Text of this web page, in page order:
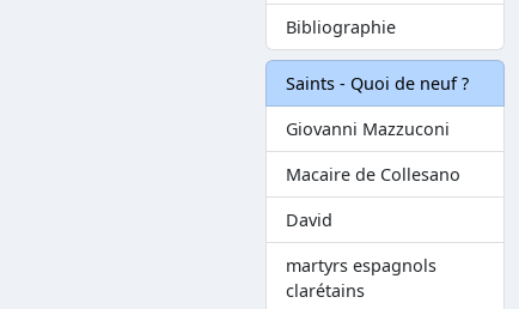
Bibliographie
Saints - Quoi de neuf ?
Giovanni Mazzuconi
Macaire de Collesano
David
martyrs espagnols
clarétains